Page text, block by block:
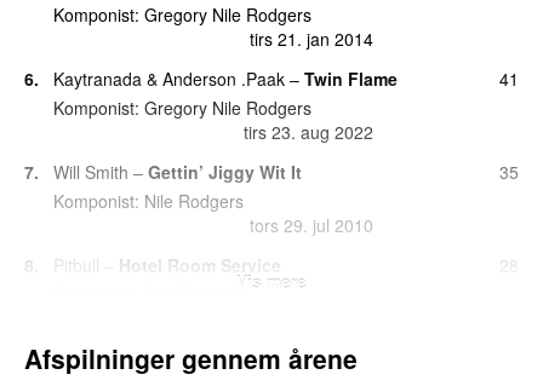
tirs 21. jan 2014
Komponist: Gregory Nile Rodgers
6. Kaytranada & Anderson .Paak – Twin Flame
tirs 23. aug 2022
41
Komponist: Gregory Nile Rodgers
7. Will Smith – Gettin’ Jiggy Wit It
tors 29. jul 2010
35
Komponist: Nile Rodgers
8. Pitbull Hotel Room Service
28
9. David Bowie–Let’s Dance
Vis mere
Afspilninger gennem årene